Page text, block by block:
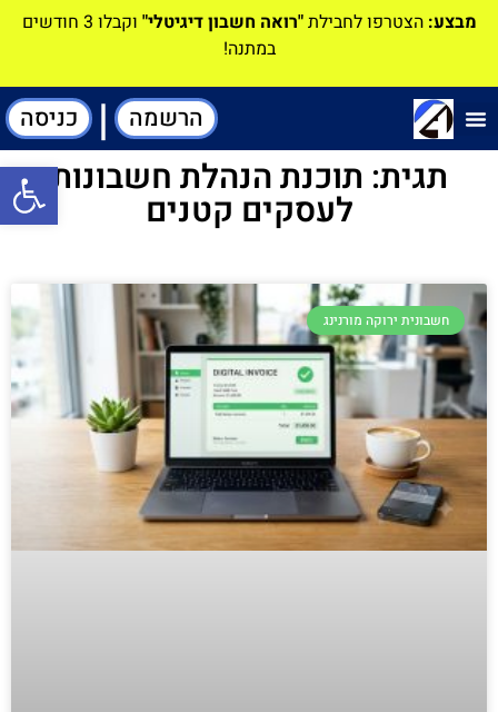
מבצע: הצטרפו לחבילת"רואה חשבון דיגיטלי"
וקבלו 3 חודשים
במתנה!
הרשמה | כניסה
תגית: תוכנת הנהלת חשבונות
לעסקים קטנים
חשבונית ירוקה מורנינג
פתח